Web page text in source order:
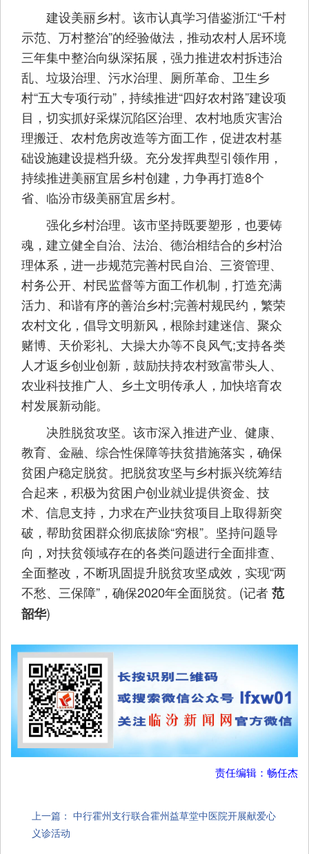
建设美丽乡村。该市认真学习借鉴浙江“千村
示范、万村整治”的经验做法，推动农村人居环境
三年集中整治向纵深拓展，强力推进农村拆违治
乱、垃圾治理、污水治理、厕所革命、卫生乡
村“五大专项行动”，持续推进“四好农村路”建设项
目，切实抓好采煤沉陷区治理、农村地质灾害治
理搬迁、农村危房改造等方面工作，促进农村基
础设施建设提档升级。充分发挥典型引领作用，
持续推进美丽宜居乡村创建，力争再打造8个
省、临汾市级美丽宜居乡村。
强化乡村治理。该市坚持既要塑形，也要铸
魂，建立健全自治、法治、德治相结合的乡村治
理体系，进一步规范完善村民自治、三资管理、
村务公开、村民监督等方面工作机制，打造充满
活力、和谐有序的善治乡村;完善村规民约，繁荣
农村文化，倡导文明新风，根除封建迷信、聚众
赌博、天价彩礼、大操大办等不良风气;支持各类
人才返乡创业创新，鼓励扶持农村致富带头人、
农业科技推广人、乡土文明传承人，加快培育农
村发展新动能。
决胜脱贫攻坚。该市深入推进产业、健康、
教育、金融、综合性保障等扶贫措施落实，确保
贫困户稳定脱贫。把脱贫攻坚与乡村振兴统筹结
合起来，积极为贫困户创业就业提供资金、技
术、信息支持，力求在产业扶贫项目上取得新突
破，帮助贫困群众彻底拔除“穷根”。坚持问题导
向，对扶贫领域存在的各类问题进行全面排查、
全面整改，不断巩固提升脱贫攻坚成效，实现“两
不愁、三保障”，确保2020年全面脱贫。(记者范
韶华)
责任编辑：畅任杰
上一篇： 中行霍州支行联合霍州益草堂中医院开展献爱心
义诊活动